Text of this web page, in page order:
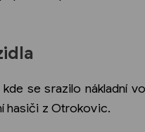
se srazilo nákladní
hasiči z Otrokovic.